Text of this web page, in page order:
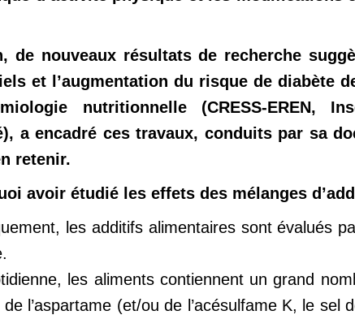
de nouveaux résultats de recherche
et l’augmentation du risque de diabète
nutritionnelle (CRESS-EREN,
a encadré ces travaux, conduits par sa
retenir.
avoir étudié les effets des mélanges
les additifs alimentaires sont évalués
les aliments contiennent un grand
l’aspartame (et/ou de l’acésulfame K, le sel